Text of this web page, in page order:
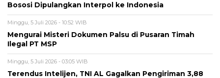
Bososi Dipulangkan Interpol ke Indonesia
Minggu, 5 Juli 2026 - 10:52 WIB
Mengurai Misteri Dokumen Palsu di Pusaran Timah
Ilegal PT MSP
Minggu, 5 Juli 2026 - 03:05 WIB
Terendus Intelijen, TNI AL Gagalkan Pengiriman 3,88